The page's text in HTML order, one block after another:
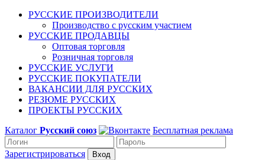
РУССКИЕ ПРОИЗВОДИТЕЛИ
Производство с русским участием
РУССКИЕ ПРОДАВЦЫ
Оптовая торговля
Розничная торговля
РУССКИЕ УСЛУГИ
РУССКИЕ ПОКУПАТЕЛИ
ВАКАНСИИ ДЛЯ РУССКИХ
РЕЗЮМЕ РУССКИХ
ПРОЕКТЫ РУССКИХ
Каталог Русский союз Бесплатная реклама
Зарегистрироваться